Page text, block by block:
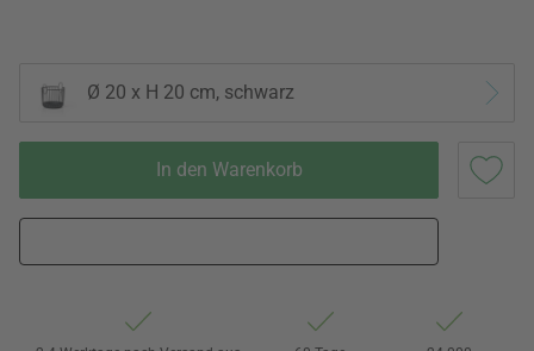
Ø 20 x H 20 cm, schwarz
In den Warenkorb